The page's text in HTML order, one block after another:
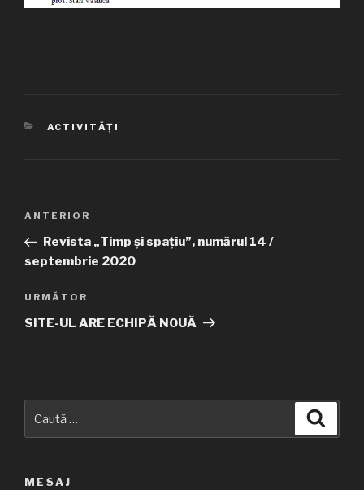
CATEGORII
ACTIVITĂȚI
Navigare
articole
Articolul
anterior
ANTERIOR
Revista „Timp și spațiu”, numărul 14 /
septembrie 2020
Articolul
următor
URMĂTOR
SITE-UL ARE ECHIPĂ NOUĂ
MESAJ